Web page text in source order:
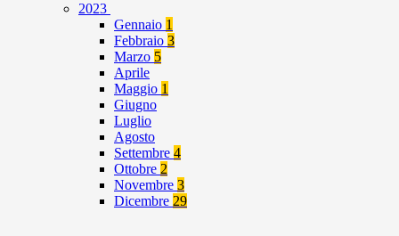
2023
Gennaio 1
Febbraio 3
Marzo 5
Aprile
Maggio 1
Giugno
Luglio
Agosto
Settembre 4
Ottobre 2
Novembre 3
Dicembre 29